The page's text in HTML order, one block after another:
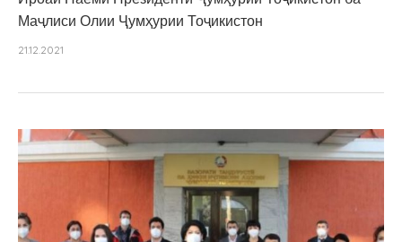
Маҷлиси Олии Ҷумҳурии Тоҷикистон
21.12.2021